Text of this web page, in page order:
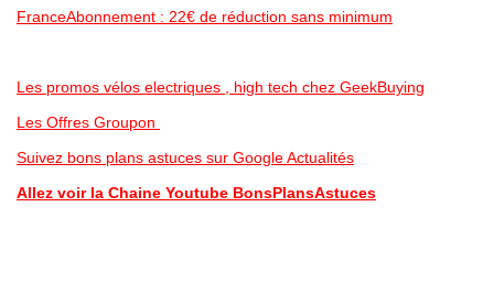
FranceAbonnement : 22€ de réduction sans minimum
Les promos vélos electriques , high tech chez GeekBuying
Les Offres Groupon
Suivez bons plans astuces sur Google Actualités
Allez voir la Chaine Youtube BonsPlansAstuces